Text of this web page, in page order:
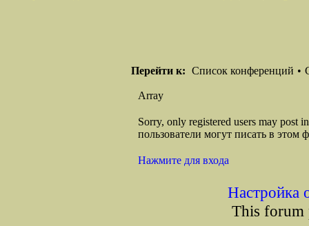
Перейти к: Список конференций •
Array
Sorry, only registered users may post
пользователи могут писать в этом
Нажмите для входа
Настройка
This